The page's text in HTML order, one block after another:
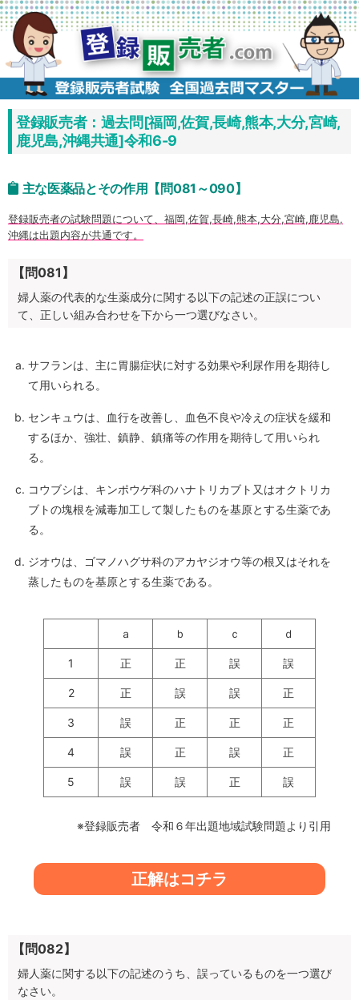
コ
ン
テ
ツ
へ
ス
キ
ッ
登録販売者：過去問[福岡,佐賀,長崎,熊本,大分,宮崎,
鹿児島,沖縄共通]令和6-9
主な医薬品とその作用【問081～090】
登録販売者の試験問題について、福岡,佐賀,長崎,熊本,大分,宮崎,鹿児島,
沖縄は出題内容が共通です。
【問081】
婦人薬の代表的な生薬成分に関する以下の記述の正誤につい
て、正しい組み合わせを下から一つ選びなさい。
サフランは、主に胃腸症状に対する効果や利尿作用を期待し
て用いられる。
センキュウは、血行を改善し、血色不良や冷えの症状を緩和
するほか、強壮、鎮静、鎮痛等の作用を期待して用いられ
る。
コウブシは、キンポウゲ科のハナトリカブト又はオクトリカ
ブトの塊根を減毒加工して製したものを基原とする生薬であ
る。
ジオウは、ゴマノハグサ科のアカヤジオウ等の根又はそれを
蒸したものを基原とする生薬である。
ａ ｂ ｃ ｄ
1 正 正 誤 誤
2 正 誤 誤 正
3 誤 正 正 正
4 誤 正 誤 正
5 誤 誤 正 誤
※登録販売者 令和６年出題地域試験問題より引用
正解はコチラ
【問082】
婦人薬に関する以下の記述のうち、誤っているものを一つ選び
なさい。